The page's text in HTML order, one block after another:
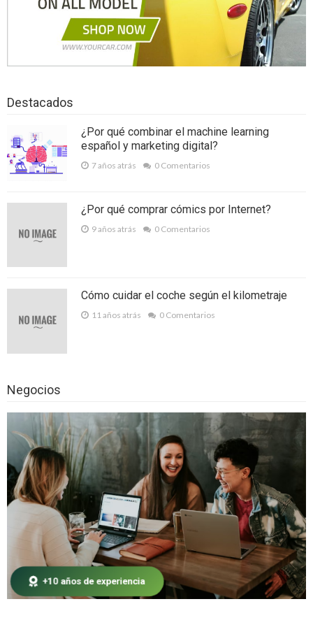
necesariamente es saludable
Distribuidor Televés son productos de
calidad para tu disfrute
Coaching de equipos como herramienta
vital en la planificación
para el interior de una oficina?
Las ventajas de comprar una vivienda en
originales para tu empresa
no deseados
¿Por qué comprar cómics por Internet?
Las carpas plegables son ideales para la
realización de cualquier evento
Destrucción de papel: ayudando al medio
ambiente
Curso de extensiones de pestañas, el
complemento perfecto para un maquillaje
hermoso
Destacados
¿Por qué combinar el machine learning
español y marketing digital?
7 años atrás 0 Comentarios
¿Por qué comprar cómics por Internet?
9 años atrás 0 Comentarios
Cómo cuidar el coche según el kilometraje
11 años atrás 0 Comentarios
Negocios